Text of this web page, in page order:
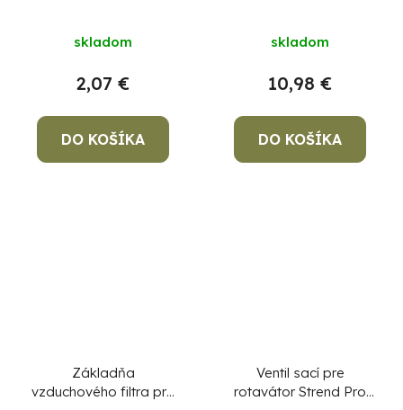
skladom
2,07 €
DO KOŠÍKA
skladom
10,98 €
DO KOŠÍKA
Základňa
vzduchového filtra pre
Ventil sací pre
rotavátor Strend Pro